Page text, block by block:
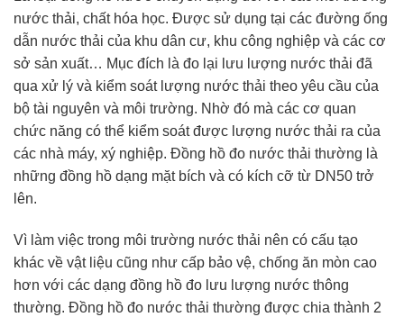
nước thải, chất hóa học. Được sử dụng tại các đường ống
dẫn nước thải của khu dân cư, khu công nghiệp và các cơ
sở sản xuất… Mục đích là đo lại lưu lượng nước thải đã
qua xử lý và kiểm soát lượng nước thải theo yêu cầu của
bộ tài nguyên và môi trường. Nhờ đó mà các cơ quan
chức năng có thể kiểm soát được lượng nước thải ra của
các nhà máy, xý nghiệp. Đồng hồ đo nước thải thường là
những đồng hồ dạng mặt bích và có kích cỡ từ DN50 trở
lên.
Vì làm việc trong môi trường nước thải nên có cấu tạo
khác về vật liệu cũng như cấp bảo vệ, chống ăn mòn cao
hơn với các dạng đồng hồ đo lưu lượng nước thông
thường. Đồng hồ đo nước thải thường được chia thành 2